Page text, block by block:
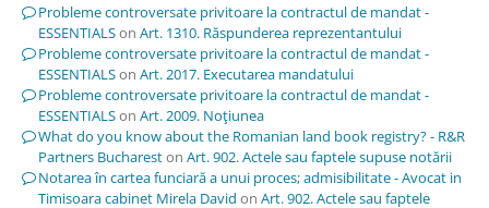
Probleme controversate privitoare la contractul de mandat -
ESSENTIALSon Art. 1310. Răspunderea reprezentantului
Probleme controversate privitoare la contractul de mandat -
ESSENTIALSon Art. 2017. Executarea mandatului
Probleme controversate privitoare la contractul de mandat -
ESSENTIALSon Art. 2009. Noţiunea
What do you know about the Romanian land book registry? - R&R
Partners Buchareston Art. 902. Actele sau faptele supuse notării
Notarea în cartea funciară a unui proces; admisibilitate - Avocat in
Timisoara cabinet Mirela David on Art. 902. Actele sau faptele